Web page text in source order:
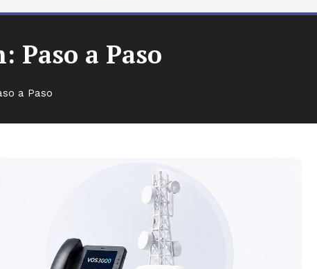
Paso a Paso
a Paso